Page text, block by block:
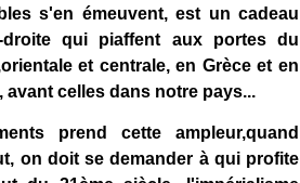
s'en émeuvent, est un cadeau
droite qui piaffent aux portes du
et centrale, en Grèce et en
celles dans notre pays...
prend cette ampleur,quand
on doit se demander à qui profite